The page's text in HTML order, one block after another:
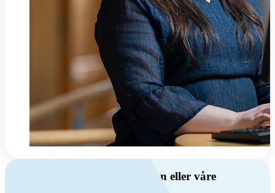
Har du spørsmål om ventilasjon eller våre